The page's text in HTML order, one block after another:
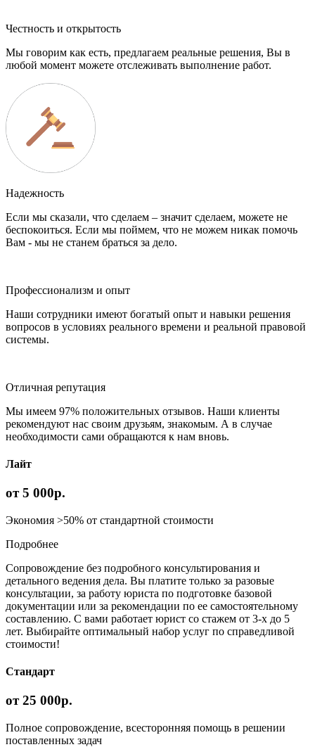
Честность и открытость
Мы говорим как есть, предлагаем реальные решения, Вы в
любой момент можете отслеживать выполнение работ.
Надежность
Если мы сказали, что сделаем – значит сделаем, можете не
беспокоиться. Если мы поймем, что не можем никак помочь
Вам - мы не станем браться за дело.
Профессионализм и опыт
Наши сотрудники имеют богатый опыт и навыки решения
вопросов в условиях реального времени и реальной правовой
системы.
Отличная репутация
Мы имеем 97% положительных отзывов. Наши клиенты
рекомендуют нас своим друзьям, знакомым. А в случае
необходимости сами обращаются к нам вновь.
Лайт
от 5 000р.
Экономия >50% от стандартной стоимости
Подробнее
Сопровождение без подробного консультирования и
детального ведения дела. Вы платите только за разовые
консультации, за работу юриста по подготовке базовой
документации или за рекомендации по ее самостоятельному
составлению. С вами работает юрист со стажем от 3-х до 5
лет. Выбирайте оптимальный набор услуг по справедливой
стоимости!
Стандарт
от 25 000р.
Полное сопровождение, всесторонняя помощь в решении
поставленных задач